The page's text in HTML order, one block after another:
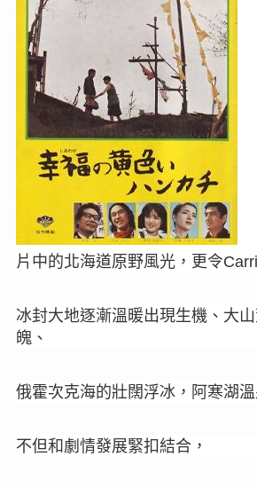
片中的北海道原野風光，更令
冰封大地逐漸溫暖出現生機、大
魄、
俄霍次克海的壯闊浮冰，阿寒湖
不但和劇情發展緊扣結合，